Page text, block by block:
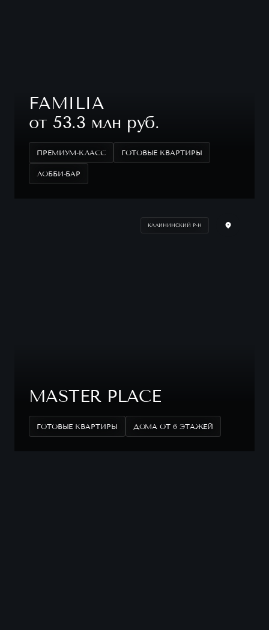
FAMILIA
от 53.3 млн руб.
ПРЕМИУМ-КЛАСС ГОТОВЫЕ КВАРТИРЫ
ЛОББИ-БАР
КАЛИНИНСКИЙ Р-Н
MASTER PLACE
ГОТОВЫЕ КВАРТИРЫ ДОМА ОТ 6 ЭТАЖЕЙ